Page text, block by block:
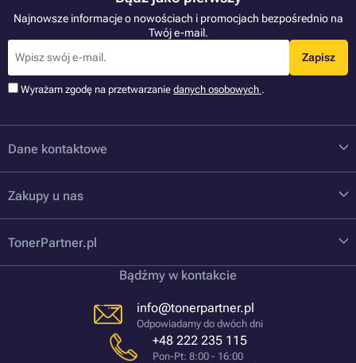
Najnowsze informacje o nowościach i promocjach bezpośrednio na
Twój e-mail.
Zapisz
Wyrażam zgodę na przetwarzanie danych osobowych .
Dane kontaktowe
Zakupy u nas
TonerPartner.pl
Bądźmy w kontakcie
info@tonerpartner.pl
Odpowiadamy do dwóch dni
+48 222 235 115
Pon-Pt: 8:00 - 16:00